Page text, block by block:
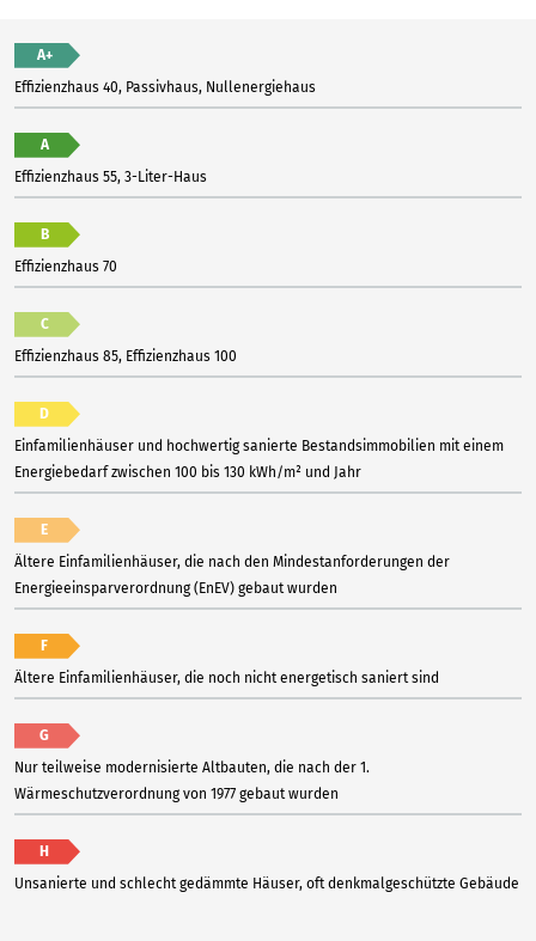
A+
Effizienzhaus 40, Passivhaus, Nullenergiehaus
A
Effizienzhaus 55, 3-Liter-Haus
B
Effizienzhaus 70
C
Effizienzhaus 85, Effizienzhaus 100
D
Einfamilienhäuser und hochwertig sanierte Bestandsimmobilien mit einem
Energiebedarf zwischen 100 bis 130 kWh/m² und Jahr
E
Ältere Einfamilienhäuser, die nach den Mindestanforderungen der
Energieeinsparverordnung (EnEV) gebaut wurden
F
Ältere Einfamilienhäuser, die noch nicht energetisch saniert sind
G
Nur teilweise modernisierte Altbauten, die nach der 1.
Wärmeschutzverordnung von 1977 gebaut wurden
H
Unsanierte und schlecht gedämmte Häuser, oft denkmalgeschützte Gebäude